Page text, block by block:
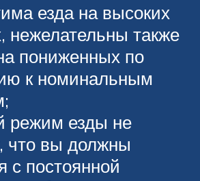
езда на высоких
нежелательны также
пониженных по
к номинальным
режим езды не
что вы должны
с постоянной